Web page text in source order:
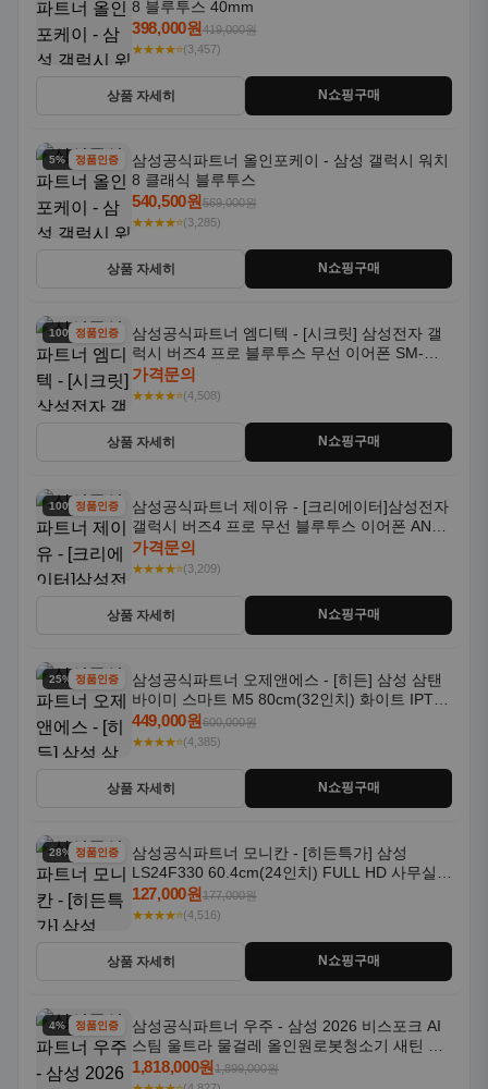
8 블루투스 40mm
398,000원419,000원
★★★★⭐(3,457)
상품 자세히 N쇼핑구매
5% 할인정품인증
삼성공식파트너 올인포케이 - 삼성 갤럭시 워치
8 클래식 블루투스
540,500원569,000원
★★★★⭐(3,285)
상품 자세히 N쇼핑구매
100% 할인
정품인증
삼성공식파트너 엠디텍 - [시크릿] 삼성전자 갤
럭시 버즈4 프로 블루투스 무선 이어폰 SM-
R640N
가격문의
★★★★⭐(4,508)
상품 자세히 N쇼핑구매
100% 할인
정품인증
삼성공식파트너 제이유 - [크리에이터]삼성전자
갤럭시 버즈4 프로 무선 블루투스 이어폰 ANC
SM-R640N
가격문의
★★★★⭐(3,209)
상품 자세히 N쇼핑구매
25% 할인정품인증
삼성공식파트너 오제앤에스 - [히든] 삼성 삼탠
바이미 스마트 M5 80cm(32인치) 화이트 IPTV
OTT 패키지
449,000원600,000원
★★★★⭐(4,385)
상품 자세히 N쇼핑구매
28% 할인정품인증
삼성공식파트너 모니칸 - [히든특가] 삼성
LS24F330 60.4cm(24인치) FULL HD 사무실/
컴퓨터 모니터
127,000원177,000원
★★★★⭐(4,516)
상품 자세히 N쇼핑구매
4% 할인정품인증
삼성공식파트너 우주 - 삼성 2026 비스포크 AI
스팀 울트라 물걸레 올인원로봇청소기 새틴 그
레이지 AAG
1,818,000원1,899,000원